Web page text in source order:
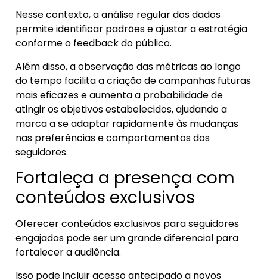
Nesse contexto, a análise regular dos dados
permite identificar padrões e ajustar a estratégia
conforme o feedback do público.
Além disso, a observação das métricas ao longo
do tempo facilita a criação de campanhas futuras
mais eficazes e aumenta a probabilidade de
atingir os objetivos estabelecidos, ajudando a
marca a se adaptar rapidamente às mudanças
nas preferências e comportamentos dos
seguidores.
Fortaleça a presença com
conteúdos exclusivos
Oferecer conteúdos exclusivos para seguidores
engajados pode ser um grande diferencial para
fortalecer a audiência.
Isso pode incluir acesso antecipado a novos